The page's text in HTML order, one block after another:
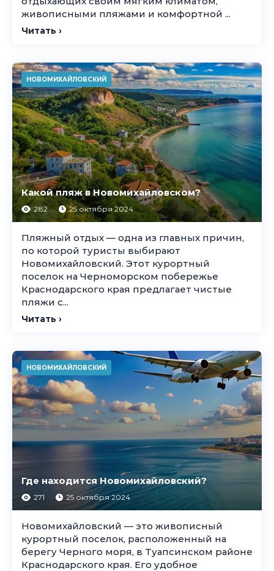
живописными пляжами и комфортной ...
Читать ›
НОВОМИХАЙЛОВСКИЙ
Какой пляж в Новомихайловском?
282 25 октября 2024
Пляжный отдых — одна из главных причин,
по которой туристы выбирают
Новомихайловский. Этот курортный
поселок на Черноморском побережье
Краснодарского края предлагает чистые
пляжи с...
Читать ›
НОВОМИХАЙЛОВСКИЙ
Где находится Новомихайловский?
271 25 октября 2024
Новомихайловский — это живописный
курортный поселок, расположенный на
берегу Черного моря, в Туапсинском районе
Краснодарского края. Его удобное